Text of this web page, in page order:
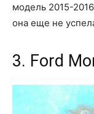
модель 2015-
она еще не
3. Ford